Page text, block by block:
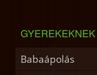
GYEREKEKNEK
Babaápolás